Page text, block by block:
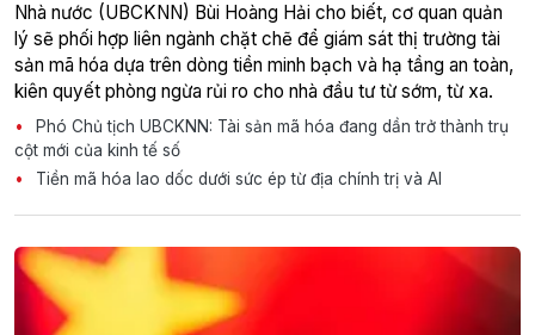
Nhà nước (UBCKNN) Bùi Hoàng Hải cho biết, cơ quan quản
lý sẽ phối hợp liên ngành chặt chẽ để giám sát thị trường tài
sản mã hóa dựa trên dòng tiền minh bạch và hạ tầng an toàn,
kiên quyết phòng ngừa rủi ro cho nhà đầu tư từ sớm, từ xa.
Phó Chủ tịch UBCKNN: Tài sản mã hóa đang dần trở thành trụ
cột mới của kinh tế số
Tiền mã hóa lao dốc dưới sức ép từ địa chính trị và AI